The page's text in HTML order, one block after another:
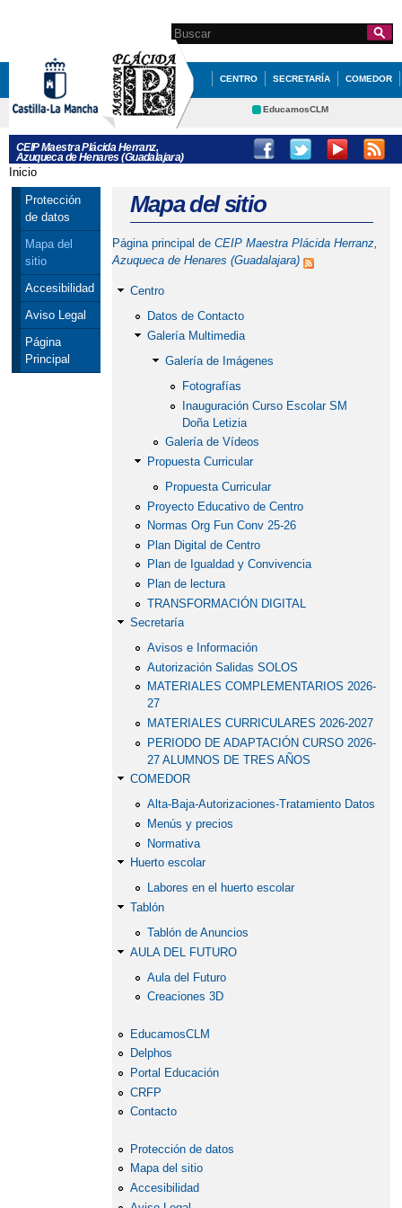
contenido
principal
Formulario de
búsqueda
Search this site
CENTRO SECRETARÍA COMEDOR
HUERTO ESCOLAR TABLÓN
AULA DEL FUTURO
EducamosCLM
Portal Educación
CEIP Maestra Plácida Herranz,
Azuqueca de Henares (Guadalajara)
Se encuentra usted aquí
Inicio
Protección
de datos
Mapa del
sitio
Accesibilidad
Aviso Legal
Página
Principal
Mapa del sitio
Página principal de CEIP Maestra Plácida Herranz,
Azuqueca de Henares (Guadalajara)
Centro
Datos de Contacto
Galería Multimedia
Galería de Imágenes
Fotografías
Inauguración Curso Escolar SM
Doña Letizia
Galería de Vídeos
Propuesta Curricular
Propuesta Curricular
Proyecto Educativo de Centro
Normas Org Fun Conv 25-26
Plan Digital de Centro
Plan de Igualdad y Convivencia
Plan de lectura
TRANSFORMACIÓN DIGITAL
Secretaría
Avisos e Información
Autorización Salidas SOLOS
MATERIALES COMPLEMENTARIOS 2026-
27
MATERIALES CURRICULARES 2026-2027
PERIODO DE ADAPTACIÓN CURSO 2026-
27 ALUMNOS DE TRES AÑOS
COMEDOR
Alta-Baja-Autorizaciones-Tratamiento Datos
Menús y precios
Normativa
Huerto escolar
Labores en el huerto escolar
Tablón
Tablón de Anuncios
AULA DEL FUTURO
Aula del Futuro
Creaciones 3D
EducamosCLM
Delphos
Portal Educación
CRFP
Contacto
Protección de datos
Mapa del sitio
Accesibilidad